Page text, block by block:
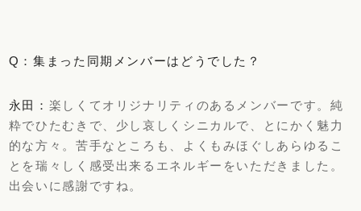
Q：集まった同期メンバーはどうでした？
永田： 楽しくてオリジナリティのあるメンバーです。純
粋でひたむきで、少し哀しくシニカルで、とにかく魅力
的な方々。苦手なところも、よくもみほぐしあらゆるこ
とを瑞々しく感受出来るエネルギーをいただきました。
出会いに感謝ですね。